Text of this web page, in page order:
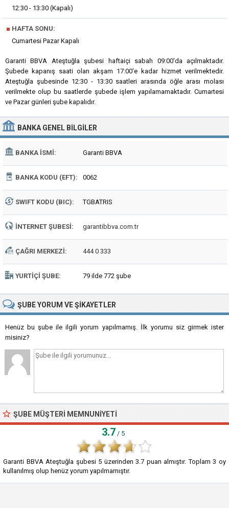
12:30 - 13:30 (Kapalı)
■ HAFTA SONU:
Cumartesi Pazar Kapalı
Garanti BBVA Ateştuğla şubesi haftaiçi sabah 09:00'da açılmaktadır.
Şubede kapanış saati olan akşam 17:00'e kadar hizmet verilmektedir.
Ateştuğla şubesinde 12:30 - 13:30 saatleri arasında öğle arası molası
verilmekte olup bu saatlerde şubede işlem yapılamamaktadır. Cumartesi
ve Pazar günleri şube kapalıdır.
BANKA GENEL BILGILER
BANKA İSMI: Garanti BBVA
BANKA KODU (EFT): 0062
SWIFT KODU (BIC): TGBATRIS
İNTERNET ŞUBESI: garantibbva.com.tr
ÇAĞRI MERKEZI: 444 0 333
YURTIÇI ŞUBE: 79 ilde 772 şube
ŞUBEYORUM VE ŞIKAYETLER
Henüz bu şube ile ilgili yorum yapılmamış. İlk yorumu siz girmek ister
misiniz?
ŞUBE MÜŞTERI MEMNUNIYETI
3.7 / 5
Garanti BBVA Ateştuğla şubesi 5 üzerinden3.7 puan almıştır. Toplam3 oy
kullanılmış olup henüz yorum yapılmamıştır.